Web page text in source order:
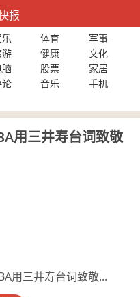
报
体育
军事
健康
文化
脑 股票
家居
音乐
手机
用三井寿台词致敬
用三井寿台词致敬...